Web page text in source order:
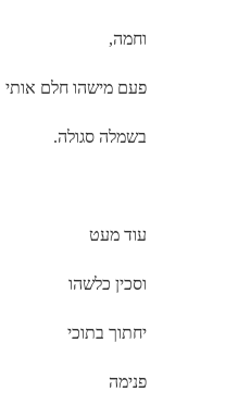
וחמה,
פעם מישהו חלם אותי
בשמלה סגולה.
עוד מעט
וסכין כלשהו
יחתוך בתוכי
פנימה